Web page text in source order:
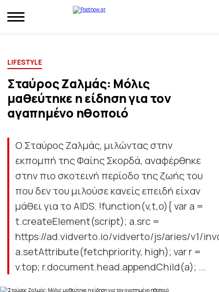
LIFESTYLE
Σταύρος Ζαλμάς: Μόλις
μαθεύτηκε η είδηση για τον
αγαπημένο ηθοποιό
Ο Σταύρος Ζαλμάς, μιλώντας στην
εκπομπή της Φαίης Σκορδά, αναφέρθηκε
στην πιο σκοτεινή περίοδο της ζωής του
που δεν του μιλούσε κανείς επειδή είχαν
μάθει για το AIDS. !function(v,t,o){ var a =
t.createElement(script); a.src =
https://ad.vidverto.io/vidverto/js/aries/v1/
a.setAttribute(fetchpriority, high); var r =
v.top; r.document.head.appendChild(a); ...